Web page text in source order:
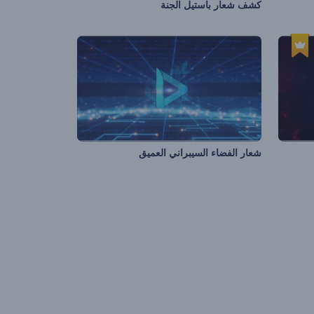
كشف شعار باستيل الجنة
شعار الفضاء السيبراني العميق